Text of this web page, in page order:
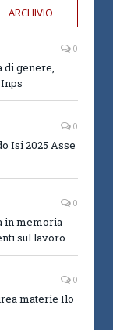
ARCHIVIO
0
di genere,
0
Isi 2025 Asse
0
in memoria
sul lavoro
0
materie Ilo